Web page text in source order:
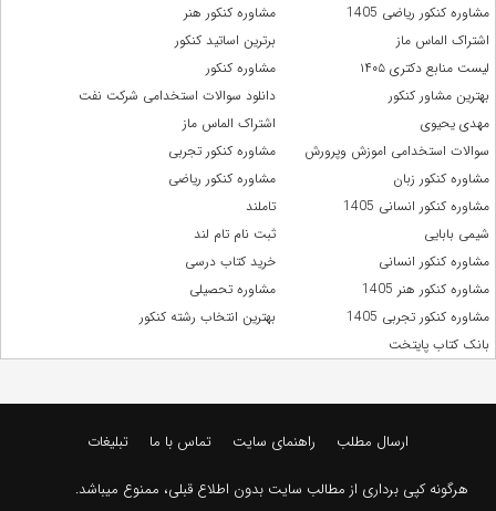
مشاوره کنکور ریاضی 1405
مشاوره کنکور هنر
اشتراک الماس ماز
برترین اساتید کنکور
لیست منابع دکتری ۱۴۰۵
مشاوره کنکور
بهترین مشاور کنکور
دانلود سوالات استخدامی شرکت نفت
مهدی یحیوی
اشتراک الماس ماز
سوالات استخدامی اموزش وپرورش
مشاوره کنکور تجربی
مشاوره کنکور زبان
مشاوره کنکور ریاضی
مشاوره کنکور انسانی 1405
تاملند
شیمی بابایی
ثبت نام تام لند
مشاوره کنکور انسانی
خرید کتاب درسی
مشاوره کنکور هنر 1405
مشاوره تحصیلی
مشاوره کنکور تجربی 1405
بهترین انتخاب رشته کنکور
بانک کتاب پایتخت
ارسال مطلب راهنمای سایت تماس با ما تبلیغات
هرگونه کپی برداری از مطالب سایت بدون اطلاع قبلی، ممنوع میباشد.